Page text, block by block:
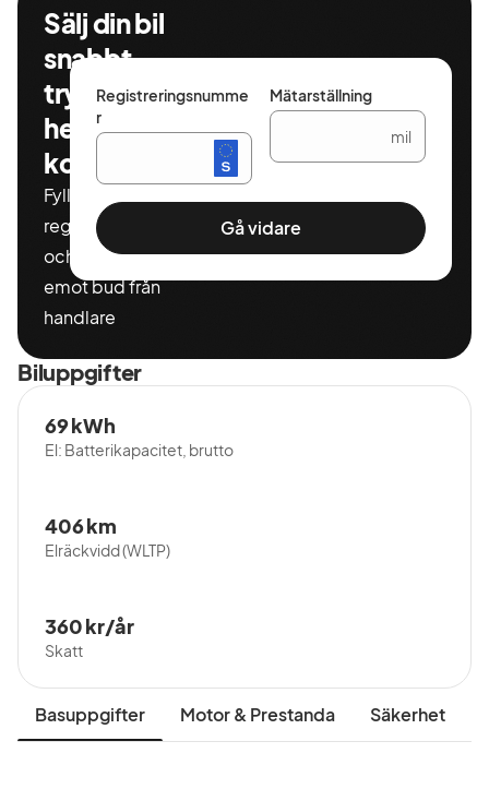
Sälj din bil
snabbt,
tryggt och
helt
kostnadsfritt
Fyll i ditt
registeringnummer
och miltal för att ta
emot bud från
handlare
Registreringsnumme
r
Mätarställning
mil
Gå vidare
Biluppgifter
El: Batterikapacitet, brutto
69 kWh
Elräckvidd (WLTP)
406 km
Skatt
360 kr/år
Basuppgifter Motor & Prestanda Säkerhet